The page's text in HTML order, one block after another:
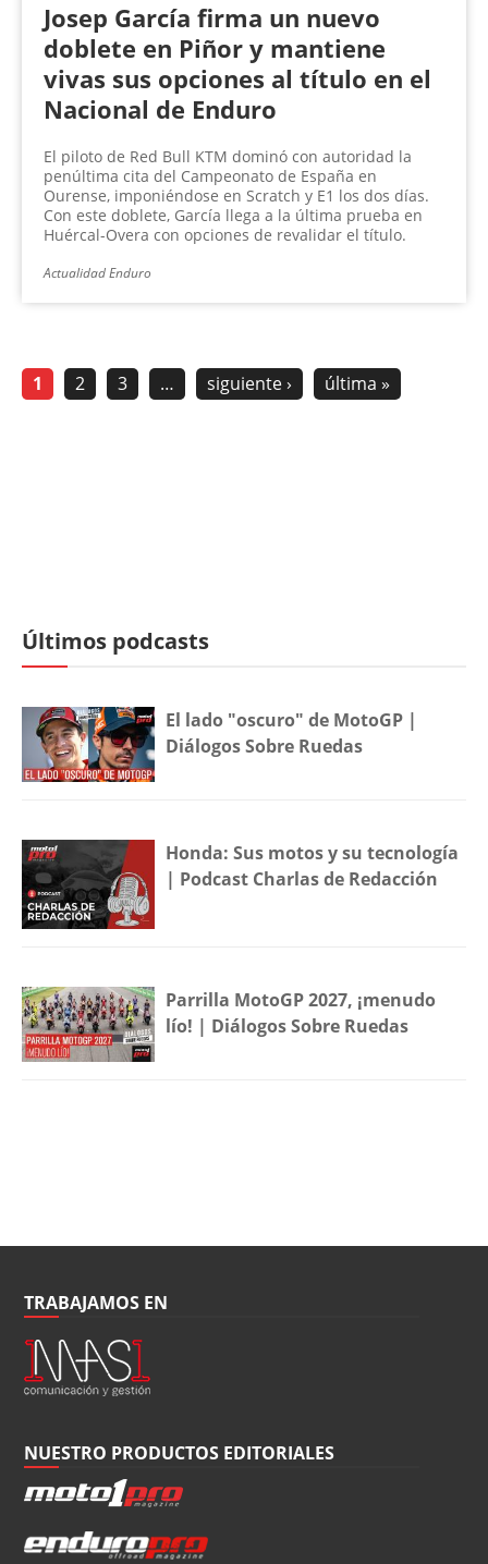
Josep García firma un nuevo
doblete en Piñor y mantiene
vivas sus opciones al título en el
Nacional de Enduro
El piloto de Red Bull KTM dominó con autoridad la
penúltima cita del Campeonato de España en
Ourense, imponiéndose en Scratch y E1 los dos días.
Con este doblete, García llega a la última prueba en
Huércal-Overa con opciones de revalidar el título.
Actualidad Enduro
1 2 3 … siguiente › última »
Últimos podcasts
El lado "oscuro" de MotoGP |
Diálogos Sobre Ruedas
Honda: Sus motos y su tecnología
| Podcast Charlas de Redacción
Parrilla MotoGP 2027, ¡menudo
lío! | Diálogos Sobre Ruedas
TRABAJAMOS EN
NUESTRO PRODUCTOS EDITORIALES